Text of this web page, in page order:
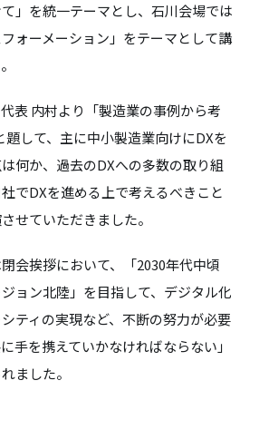
」を統一テーマとし、石川会場では
フォーメーション」をテーマとして講
表 内村より「製造業の事例から考
題して、主に中小製造業向けにDXを
何か、過去のDXへの多数の取り組
でDXを進める上で考えるべきこと
せていただきました。
会挨拶において、「2030年代中頃
ョン北陸」を目指して、デジタル化
ティの実現など、不断の努力が必要
手を携えていかなければならない」
ました。